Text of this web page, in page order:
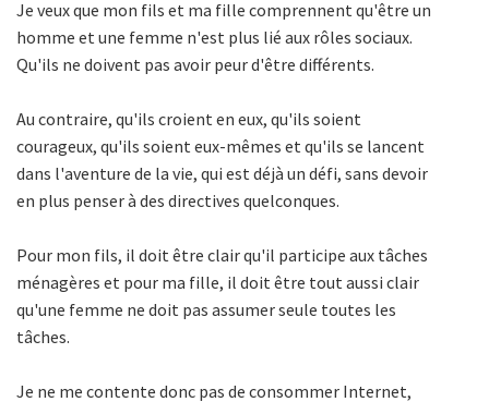
Je veux que mon fils et ma fille comprennent qu'être un
homme et une femme n'est plus lié aux rôles sociaux.
Qu'ils ne doivent pas avoir peur d'être différents.
Au contraire, qu'ils croient en eux, qu'ils soient
courageux, qu'ils soient eux-mêmes et qu'ils se lancent
dans l'aventure de la vie, qui est déjà un défi, sans devoir
en plus penser à des directives quelconques.
Pour mon fils, il doit être clair qu'il participe aux tâches
ménagères et pour ma fille, il doit être tout aussi clair
qu'une femme ne doit pas assumer seule toutes les
tâches.
Je ne me contente donc pas de consommer Internet,